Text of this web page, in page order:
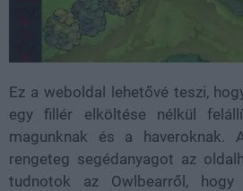
Ez a weboldal lehetővé teszi,
egy fillér elköltése nélkül
magunknak és a haveroknak.
rengeteg segédanyagot az
tudnotok az Owlbearről, hogy